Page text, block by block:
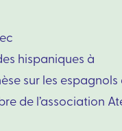
hispaniques à
sur les
de l’association